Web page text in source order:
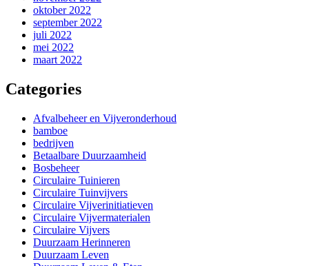
oktober 2022
september 2022
juli 2022
mei 2022
maart 2022
Categories
Afvalbeheer en Vijveronderhoud
bamboe
bedrijven
Betaalbare Duurzaamheid
Bosbeheer
Circulaire Tuinieren
Circulaire Tuinvijvers
Circulaire Vijverinitiatieven
Circulaire Vijvermaterialen
Circulaire Vijvers
Duurzaam Herinneren
Duurzaam Leven